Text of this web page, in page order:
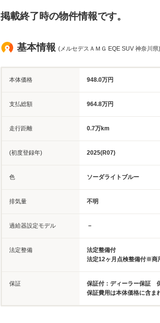
掲載終了時の物件情報です。
基本情報 (メルセデスＡＭＧ EQE SUV 神奈川県)
本体価格 948.0万円
支払総額 964.8万円
走行距離 0.7万km
(初度登録年) 2025(R07)
色 ソーダライトブルー
排気量 不明
過給器設定モデル －
法定整備
法定整備付
法定12ヶ月点検整備付※商
保証
保証付：ディーラー保証
保証費用は本体価格に含ま